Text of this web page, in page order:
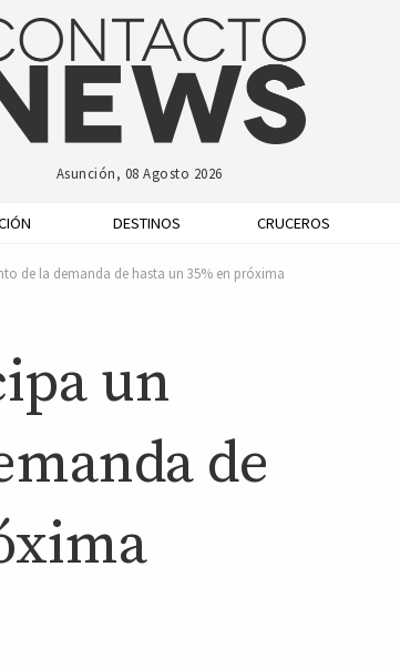
Asunción, 08 Agosto 2026
DESTINOS CRUCEROS
de la demanda de hasta un 35% en próxima
un
de